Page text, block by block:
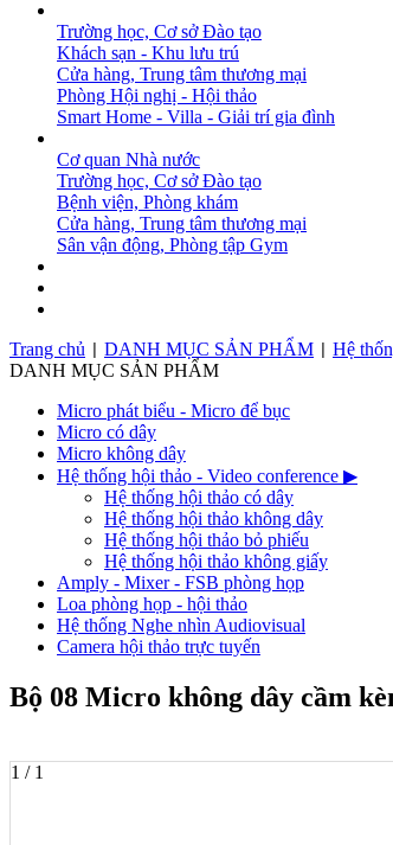
Trường học, Cơ sở Đào tạo
Khách sạn - Khu lưu trú
Cửa hàng, Trung tâm thương mại
Phòng Hội nghị - Hội thảo
Smart Home - Villa - Giải trí gia đình
Cơ quan Nhà nước
Trường học, Cơ sở Đào tạo
Bệnh viện, Phòng khám
Cửa hàng, Trung tâm thương mại
Sân vận động, Phòng tập Gym
Trang chủ
DANH MỤC SẢN PHẨM Hệ
DANH MỤC SẢN PHẨM
Micro phát biểu - Micro để bục
Micro có dây
Micro không dây
Hệ thống hội thảo - Video conference ▶
Hệ thống hội thảo có dây
Hệ thống hội thảo không dây
Hệ thống hội thảo bỏ phiếu
Hệ thống hội thảo không giấy
Amply - Mixer - FSB phòng họp
Loa phòng họp - hội thảo
Hệ thống Nghe nhìn Audiovisual
Camera hội thảo trực tuyến
Bộ 08 Micro không dây cầm
1 / 1